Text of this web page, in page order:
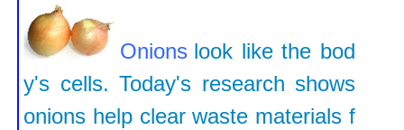
Onions look like the bod
y's cells. Today's research shows
onions help clear waste materials f